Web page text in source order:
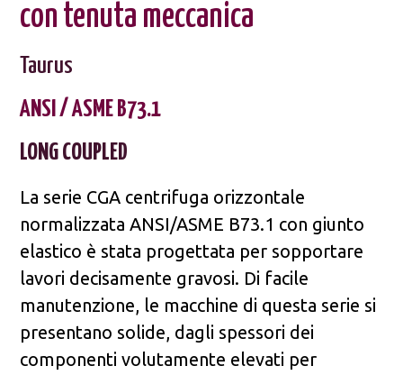
con tenuta meccanica
Taurus
ANSI / ASME B73.1
LONG COUPLED
La serie CGA centrifuga orizzontale
normalizzata ANSI/ASME B73.1 con giunto
elastico è stata progettata per sopportare
lavori decisamente gravosi. Di facile
manutenzione, le macchine di questa serie si
presentano solide, dagli spessori dei
componenti volutamente elevati per